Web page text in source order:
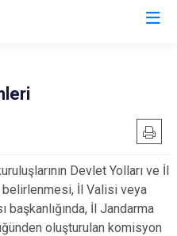
Devlet Yolları ve İl
belirlenmesi, İl Valisi veya
başkanlığında, İl Jandarma
oluşturulan komisyon